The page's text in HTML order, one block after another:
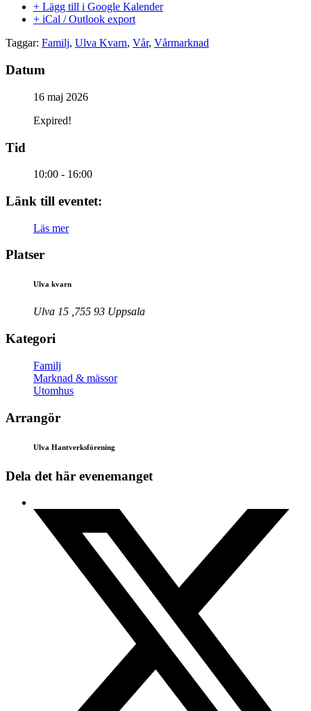
+ Lägg till i Google Kalender
+ iCal / Outlook export
Taggar: Familj, Ulva Kvarn, Vår, Vårmarknad
Datum
16 maj 2026
Expired!
Tid
10:00 - 16:00
Länk till eventet:
Läs mer
Platser
Ulva kvarn
Ulva 15 ,755 93 Uppsala
Kategori
Familj
Marknad & mässor
Utomhus
Arrangör
Ulva Hantverksförening
Dela det här evenemanget